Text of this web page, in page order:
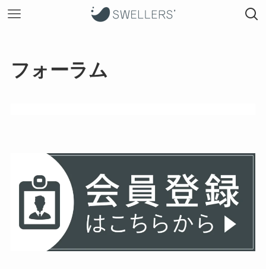
フォーラム